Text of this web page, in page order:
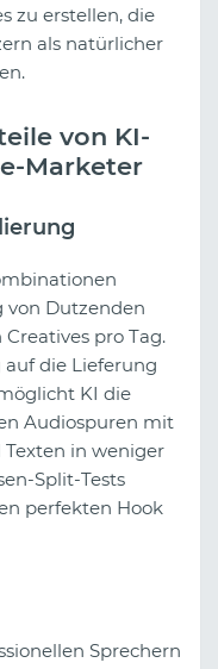
zu erstellen, die
als natürlicher
von KI-
Marketer
von Dutzenden
pro Tag.
die Lieferung
KI die
Audiospuren mit
in weniger
Split-Tests
perfekten Hook
Sprechern